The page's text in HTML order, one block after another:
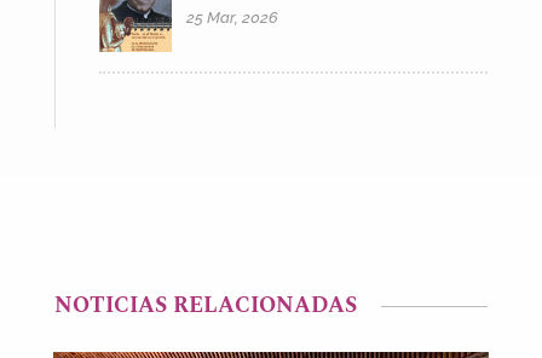
25 Mar, 2026
NOTICIAS RELACIONADAS